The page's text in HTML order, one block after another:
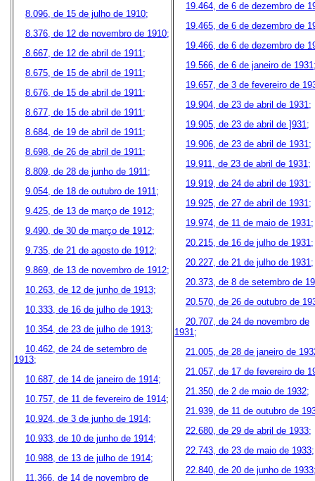
8.096, de 15 de julho de 1910;
8.376, de 12 de novembro de 1910;
8.667, de 12 de abril de 1911;
8.675, de 15 de abril de 1911;
8.676, de 15 de abril de 1911;
8.677, de 15 de abril de 1911;
8.684, de 19 de abril de 1911;
8.698, de 26 de abril de 1911;
8.809, de 28 de junho de 1911;
9.054, de 18 de outubro de 1911;
9.425, de 13 de março de 1912;
9.490, de 30 de março de 1912;
9.735, de 21 de agosto de 1912;
9.869, de 13 de novembro de 1912;
10.263, de 12 de junho de 1913;
10.333, de 16 de julho de 1913;
10.354, de 23 de julho de 1913;
10.462, de 24 de setembro de
1913;
10.687, de 14 de janeiro de 1914;
10.757, de 11 de fevereiro de 1914;
10.924, de 3 de junho de 1914;
10.933, de 10 de junho de 1914;
10.988, de 13 de julho de 1914;
11.366, de 14 de novembro de
19.464, de 6 de dezembro de
19.465, de 6 de dezembro de
19.466, de 6 de dezembro de
19.566, de 6 de janeiro de
19.657, de 3 de fevereiro de
19.904, de 23 de abril de 1931;
19.905, de 23 de abril de ]931;
19.906, de 23 de abril de 1931;
19.911, de 23 de abril de 1931;
19.919, de 24 de abril de 1931;
19.925, de 27 de abril de 1931;
19.974, de 11 de maio de 1931;
20.215, de 16 de julho de 1931;
20.227, de 21 de julho de 1931;
20.373, de 8 de setembro de
20.570, de 26 de outubro de
20.707, de 24 de novembro de
1931;
21.005, de 28 de janeiro de
21.057, de 17 de fevereiro de
21.350, de 2 de maio de 1932;
21.939, de 11 de outubro de
22.680, de 29 de abril de 1933;
22.743, de 23 de maio de 1933;
22.840, de 20 de junho de